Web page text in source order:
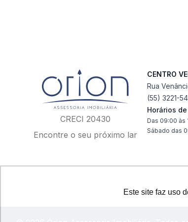
Este site faz uso
Este site faz uso
CRECI 20430
Encontre o seu próximo lar
CENTRO
Rua
(55) 3221-
Horários
Das 09:00 às
Sábado das